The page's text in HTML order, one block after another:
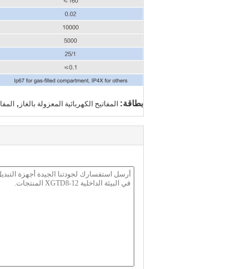
بطاقة: المفاتيح الكهربائية المعزولة بالغاز ,